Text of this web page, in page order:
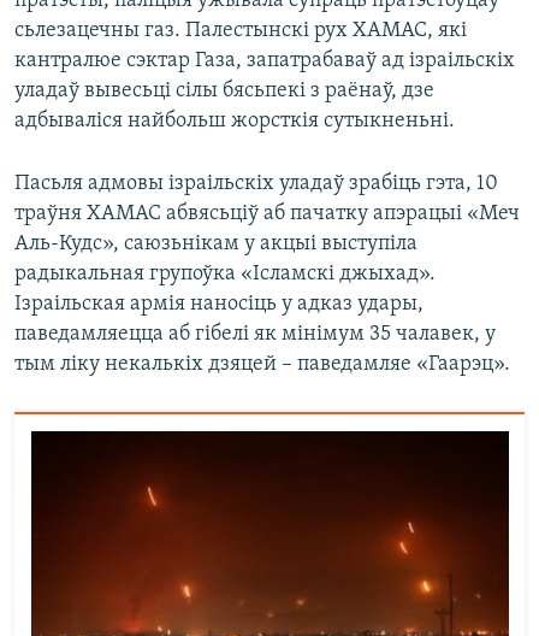
сьлезацечны газ. Палестынскі рух ХАМАС, які
кантралюе сэктар Газа, запатрабаваў ад ізраільскіх
уладаў вывесьці сілы бясьпекі з раёнаў, дзе
адбываліся найбольш жорсткія сутыкненьні.
Пасьля адмовы ізраільскіх уладаў зрабіць гэта, 10
траўня ХАМАС абвясьціў аб пачатку апэрацыі «Меч
Аль-Кудс», саюзьнікам у акцыі выступіла
радыкальная групоўка «Ісламскі джыхад».
Ізраільская армія наносіць у адказ удары,
паведамляецца аб гібелі як мінімум 35 чалавек, у
тым ліку некалькіх дзяцей – паведамляе «Гаарэц».